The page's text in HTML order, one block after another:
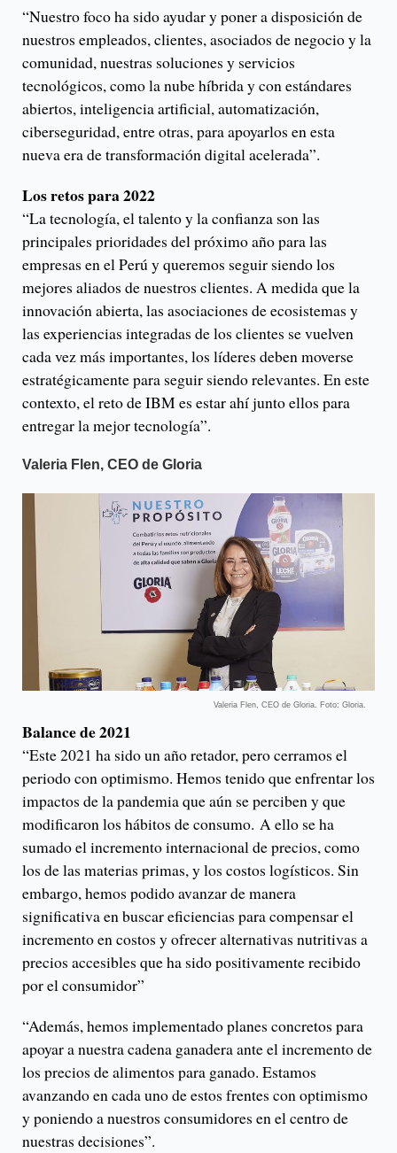
“Nuestro foco ha sido ayudar y poner a disposición de
nuestros empleados, clientes, asociados de negocio y la
comunidad, nuestras soluciones y servicios
tecnológicos, como la nube híbrida y con estándares
abiertos, inteligencia artificial, automatización,
ciberseguridad, entre otras, para apoyarlos en esta
nueva era de transformación digital acelerada”.
Los retos para 2022
“La tecnología, el talento y la confianza son las
principales prioridades del próximo año para las
empresas en el Perú y queremos seguir siendo los
mejores aliados de nuestros clientes. A medida que la
innovación abierta, las asociaciones de ecosistemas y
las experiencias integradas de los clientes se vuelven
cada vez más importantes, los líderes deben moverse
estratégicamente para seguir siendo relevantes. En este
contexto, el reto de IBM es estar ahí junto ellos para
entregar la mejor tecnología”.
Valeria Flen, CEO de Gloria
Valeria Flen, CEO de Gloria. Foto: Gloria.
Balance de 2021
“Este 2021 ha sido un año retador, pero cerramos el
periodo con optimismo. Hemos tenido que enfrentar los
impactos de la pandemia que aún se perciben y que
modificaron los hábitos de consumo. A ello se ha
sumado el incremento internacional de precios, como
los de las materias primas, y los costos logísticos. Sin
embargo, hemos podido avanzar de manera
significativa en buscar eficiencias para compensar el
incremento en costos y ofrecer alternativas nutritivas a
precios accesibles que ha sido positivamente recibido
por el consumidor”
“Además, hemos implementado planes concretos para
apoyar a nuestra cadena ganadera ante el incremento de
los precios de alimentos para ganado. Estamos
avanzando en cada uno de estos frentes con optimismo
y poniendo a nuestros consumidores en el centro de
nuestras decisiones”.